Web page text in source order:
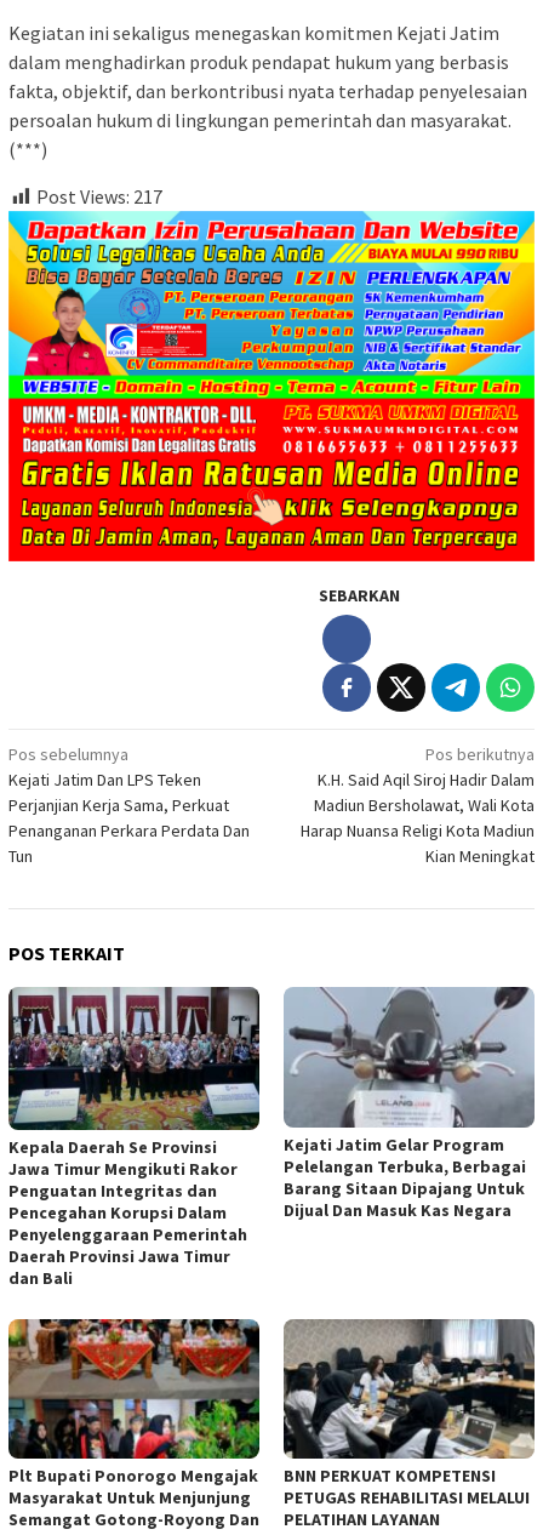
Kegiatan ini sekaligus menegaskan komitmen Kejati Jatim
dalam menghadirkan produk pendapat hukum yang berbasis
fakta, objektif, dan berkontribusi nyata terhadap penyelesaian
persoalan hukum di lingkungan pemerintah dan masyarakat.
(***)
Post Views: 217
SEBARKAN
Navigasi
pos
Pos sebelumnya
Kejati Jatim Dan LPS Teken
Perjanjian Kerja Sama, Perkuat
Penanganan Perkara Perdata Dan
Tun
Pos berikutnya
K.H. Said Aqil Siroj Hadir Dalam
Madiun Bersholawat, Wali Kota
Harap Nuansa Religi Kota Madiun
Kian Meningkat
POS TERKAIT
Kepala Daerah Se Provinsi
Jawa Timur Mengikuti Rakor
Penguatan Integritas dan
Pencegahan Korupsi Dalam
Penyelenggaraan Pemerintah
Daerah Provinsi Jawa Timur
dan Bali
Kejati Jatim Gelar Program
Pelelangan Terbuka, Berbagai
Barang Sitaan Dipajang Untuk
Dijual Dan Masuk Kas Negara
Plt Bupati Ponorogo Mengajak
Masyarakat Untuk Menjunjung
Semangat Gotong-Royong Dan
BNN PERKUAT KOMPETENSI
PETUGAS REHABILITASI MELALUI
PELATIHAN LAYANAN